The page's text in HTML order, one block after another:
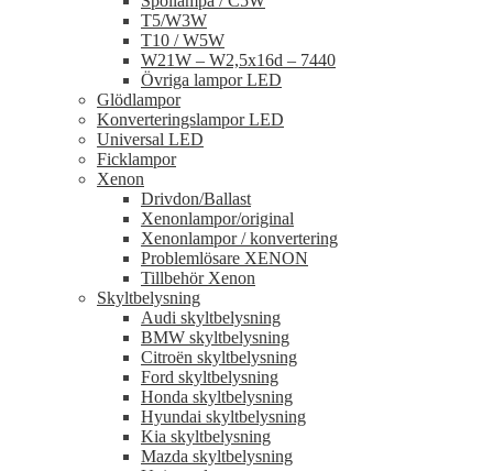
T5/W3W
T10 / W5W
W21W – W2,5x16d – 7440
Övriga lampor LED
Glödlampor
Konverteringslampor LED
Universal LED
Ficklampor
Xenon
Drivdon/Ballast
Xenonlampor/original
Xenonlampor / konvertering
Problemlösare XENON
Tillbehör Xenon
Skyltbelysning
Audi skyltbelysning
BMW skyltbelysning
Citroën skyltbelysning
Ford skyltbelysning
Honda skyltbelysning
Hyundai skyltbelysning
Kia skyltbelysning
Mazda skyltbelysning